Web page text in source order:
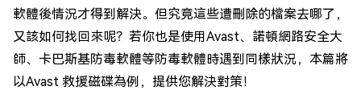
軟體後情況才得到解決。但究竟這些遭刪除的檔案去哪了，
又該如何找回來呢？若你也是使用Avast、諾頓網路安全大
師、卡巴斯基防毒軟體等防毒軟體時遇到同樣狀況，本篇將
以Avast 救援磁碟為例，提供您解決對策！